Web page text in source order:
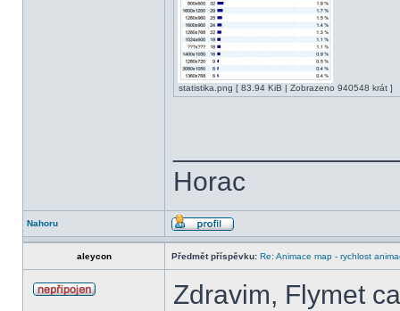
statistika.png [ 83.94 KiB | Zobrazeno 940548 krát ]
Horac
Nahoru
aleycon Předmět příspěvku: Re: Animace map - rychlost
Zdravim, Flymet